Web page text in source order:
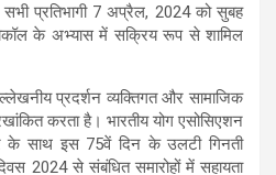
प्रतिभागी 7 अप्रैल, 2024 को सुबह
के अभ्यास में सक्रिय रूप से शामिल
प्रदर्शन व्यक्तिगत और सामाजिक
करता है। भारतीय योग एसोसिएशन
के साथ इस 75वें दिन के उलटी गिनती
2024 से संबंधित समारोहों में सहायता